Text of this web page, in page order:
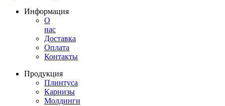
Информация
О
нас
Доставка
Оплата
Контакты
Продукция
Плинтуса
Карнизы
Молдинги